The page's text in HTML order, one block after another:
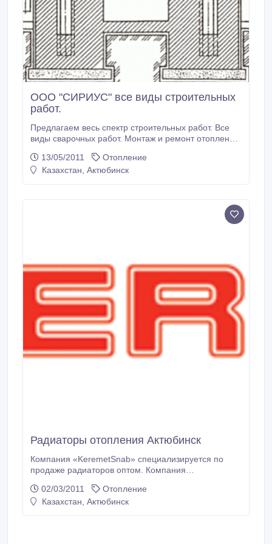
ООО "СИРИУС" все виды строительных
работ.
Предлагаем весь спектр строительных работ. Все
виды сварочных работ. Монтаж и ремонт отопления,
теплотрасс. Изготовление металлоконструкций..
13/05/2011
Отопление
Казахстан, Актюбинск
Радиаторы отопления Актюбинск
Компания «KeremetSnab» специализируется по
продаже радиаторов оптом. Компания
дистрибьютером завода радиаторов отопления
Российского бренда «Konner» в Казахстане,
02/03/2011
Отопление
Казахстан, Актюбинск